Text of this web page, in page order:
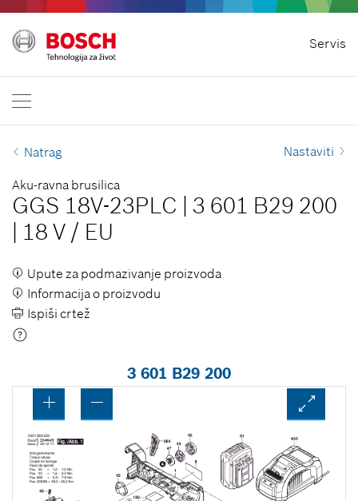
Servis
Odustani od ugovora
Bosch Professional
Natrag Nastaviti
Aku-ravna brusilica
GGS 18V-23PLC
3 601 B29 200
18 V / EU
Upute za podmazivanje proizvoda
Informacija o proizvodu
Ispiši crtež
3 601 B29 200